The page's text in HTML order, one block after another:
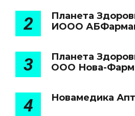
2
Планета
ИООО
3
Планета
ООО Нова-Фарм
4 Новамедика